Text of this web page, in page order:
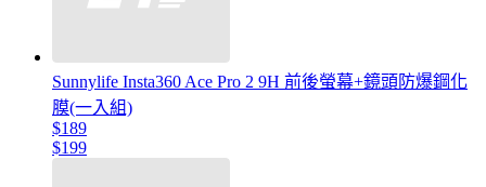
Sunnylife Insta360 Ace Pro 2 9H 前後螢幕+鏡頭防爆鋼化
膜(一入組)
$189
$199